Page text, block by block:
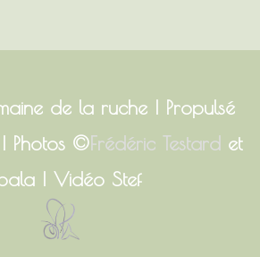
de la ruche | Propulsé
Photos ©Frédéric Testardet
| Vidéo Stef